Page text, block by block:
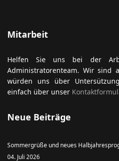
Mitarbeit
Helfen Sie uns bei der
Administratorenteam. Wir sind
würden uns über
einfach über unser
Neue Beiträge
Sommergrüße und neues
04. Juli 2026